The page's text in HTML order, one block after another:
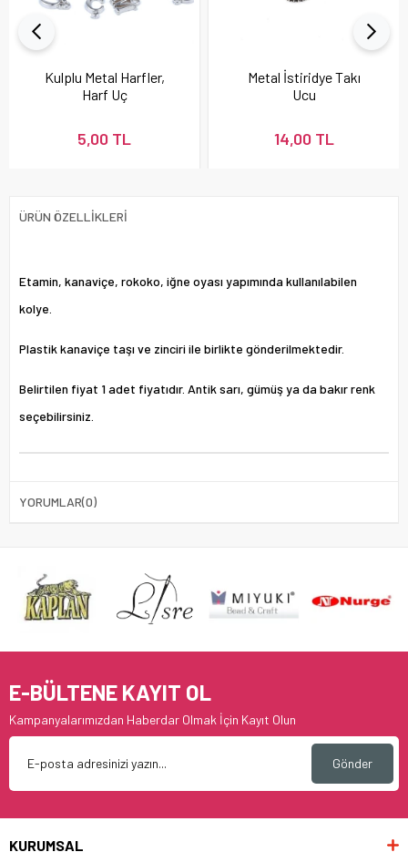
Kulplu Metal Harfler,
Harf Uç
5,00 TL
Metal İstiridye Takı
Ucu
14,00 TL
ÜRÜN ÖZELLIKLERI
Etamin, kanaviçe, rokoko, iğne oyası yapımında kullanılabilen
kolye.
Plastik kanaviçe taşı ve zinciri ile birlikte gönderilmektedir.
Belirtilen fiyat 1 adet fiyatıdır. Antik sarı, gümüş ya da bakır renk
seçebilirsiniz.
YORUMLAR(0)
E-BÜLTENE KAYIT OL
Kampanyalarımızdan Haberdar Olmak İçin Kayıt Olun
Gönder
KURUMSAL